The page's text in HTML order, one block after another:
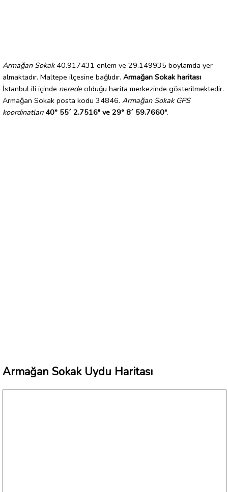
Armağan Sokak40.917431 enlem ve 29.149935 boylamda yer
almaktadır. Maltepe ilçesine bağlıdır. Armağan Sokak haritası
İstanbul ili içinde nerede olduğu harita merkezinde gösterilmektedir.
Armağan Sokak posta kodu 34846. Armağan Sokak GPS
koordinatları 40° 55´ 2.7516" ve 29° 8´ 59.7660".
Armağan Sokak Uydu Haritası